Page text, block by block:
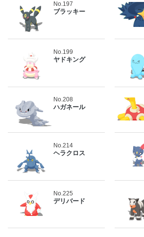
No.197
ブラッキー
No.199
ヤドキング
No.208
ハガネール
No.214
ヘラクロス
No.225
デリバード